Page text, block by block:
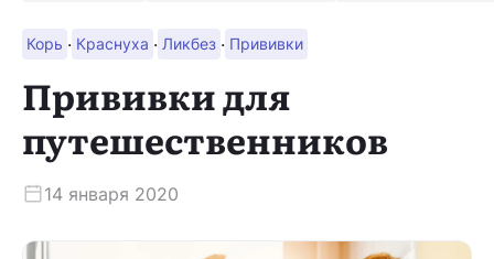
Корь · Краснуха · Ликбез · Прививки
Прививки для
путешественников
14 января 2020